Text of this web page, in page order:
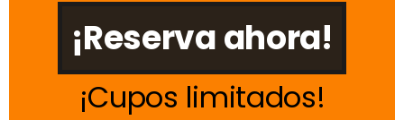
¡Reserva ahora!
Cupos limitados